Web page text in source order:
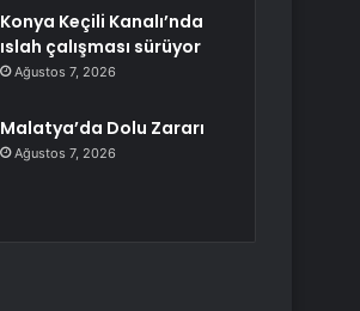
Konya Keçili Kanalı’nda
ıslah çalışması sürüyor
Ağustos 7, 2026
Malatya’da Dolu Zararı
Ağustos 7, 2026